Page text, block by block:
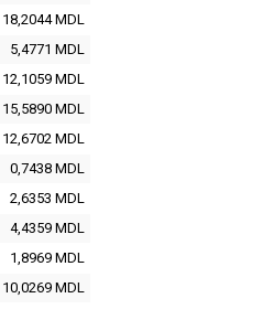
18,2044MDL
5,4771 MDL
12,1059 MDL
15,5890 MDL
12,6702 MDL
0,7438 MDL
2,6353 MDL
4,4359 MDL
1,8969 MDL
10,0269 MDL